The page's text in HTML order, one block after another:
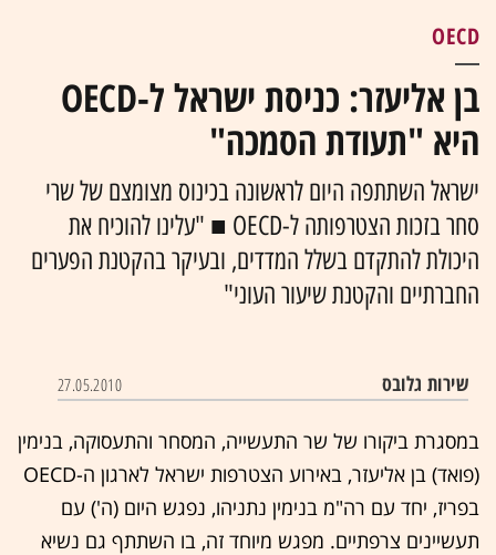
OECD
בן אליעזר: כניסת ישראל ל-OECD
היא "תעודת הסמכה"
ישראל השתתפה היום לראשונה בכינוס מצומצם של שרי
סחר בזכות הצטרפותה ל-OECD ■ "עלינו להוכיח את
היכולת להתקדם בשלל המדדים, ובעיקר בהקטנת הפערים
החברתיים והקטנת שיעור העוני"
שירות גלובס 27.05.2010
במסגרת ביקורו של שר התעשייה, המסחר והתעסוקה, בנימין
(פואד) בן אליעזר, באירוע הצטרפות ישראל לארגון ה-OECD
בפריז, יחד עם רה"מ בנימין נתניהו, נפגש היום (ה') עם
תעשיינים צרפתיים. מפגש מיוחד זה, בו השתתף גם נשיא